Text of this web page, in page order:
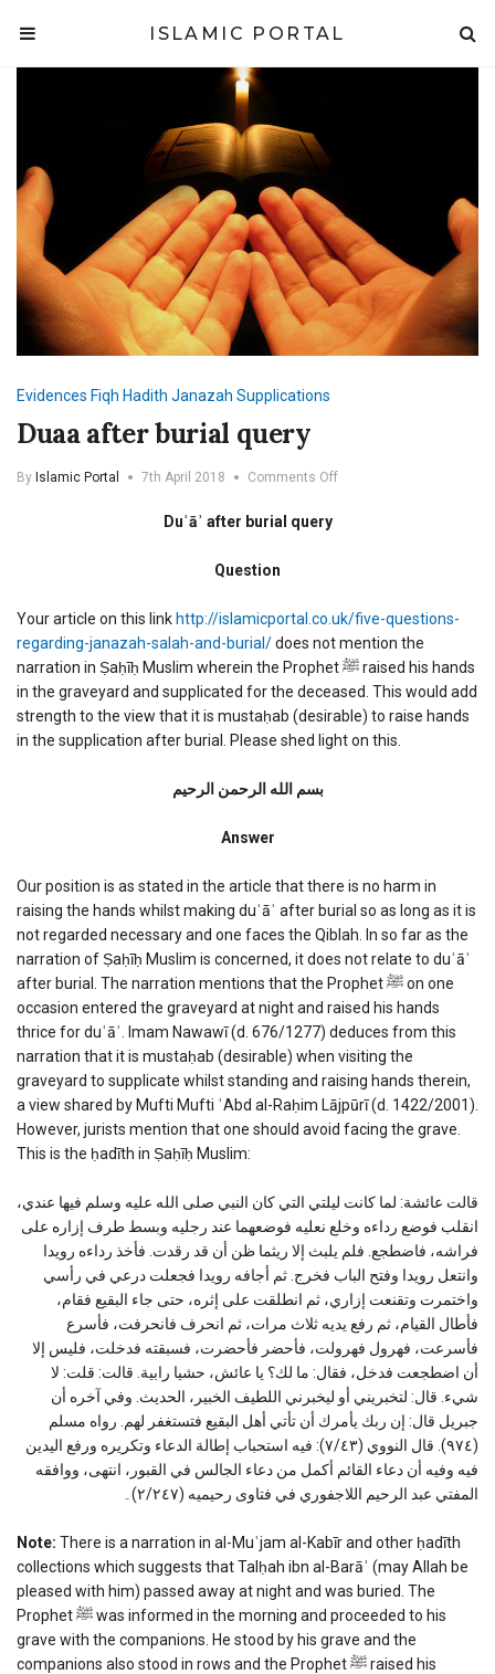
ISLAMIC PORTAL
Evidences Fiqh Hadith Janazah Supplications
Duaa after burial query
By Islamic Portal 7th April 2018 Comments Offon
Duʿāʾ after burial query
Question
Your article on this linkhttp://islamicportal.co.uk/five-questions-
regarding-janazah-salah-and-burial/does not mention the
narration in Ṣaḥīḥ Muslim wherein the Prophet ﷺ raised his hands
in the graveyard and supplicated for the deceased. This would add
strength to the view that it is mustaḥab (desirable) to raise hands
in the supplication after burial. Please shed light on this.
بسم الله الرحمن الرحیم
Answer
Our position is as stated in the article that there is no harm in
raising the hands whilst making duʿāʾ after burial so as long as it is
not regarded necessary and one faces the Qiblah. In so far as the
narration of Ṣaḥīḥ Muslim is concerned, it does not relate to duʿāʾ
after burial. The narration mentions that the Prophet ﷺ on one
occasion entered the graveyard at night and raised his hands
thrice for duʿāʾ. Imam Nawawī (d. 676/1277) deduces from this
narration that it is mustaḥab (desirable) when visiting the
graveyard to supplicate whilst standing and raising hands therein,
a view shared by Mufti Mufti ʿAbd al-Raḥim Lājpūrī (d. 1422/2001).
However, jurists mention that one should avoid facing the grave.
This is the ḥadīth in Ṣaḥīḥ Muslim:
قالت عائشة: لما كانت ليلتي التي كان النبي صلى الله عليه وسلم فيها عندي،
انقلب فوضع رداءه وخلع نعليه فوضعهما عند رجليه وبسط طرف إزاره على
فراشه، فاضطجع. فلم يلبث إلا ريثما ظن أن قد رقدت. فأخذ رداءه رويدا
وانتعل رويدا وفتح الباب فخرج. ثم أجافه رويدا فجعلت درعي في رأسي
واختمرت وتقنعت إزاري، ثم انطلقت على إثره، حتى جاء البقيع فقام،
فأطال القيام، ثم رفع يديه ثلاث مرات، ثم انحرف فانحرفت، فأسرع
فأسرعت، فهرول فهرولت، فأحضر فأحضرت، فسبقته فدخلت، فليس إلا
أن اضطجعت فدخل، فقال: ما لك؟ يا عائش، حشيا رابية. قالت: قلت: لا
شيء. قال: لتخبريني أو ليخبرني اللطيف الخبير، الحديث. وفي آخره أن
جبريل قال: إن ربك يأمرك أن تأتي أهل البقيع فتستغفر لهم. رواه مسلم
(٩٧٤). قال النووي (٧/٤٣): فيه استحباب إطالة الدعاء وتكريره ورفع اليدين
فيه وفيه أن دعاء القائم أكمل من دعاء الجالس في القبور، انتهى، ووافقه
المفتي عبد الرحيم اللاجفوري في فتاوى رحيميه (٢/٢٤٧)۔
Note: There is a narration in al-Muʿjam al-Kabīr and other ḥadīth
collections which suggests that Talḥah ibn al-Barāʾ (may Allah be
pleased with him) passed away at night and was buried. The
Prophet ﷺ was informed in the morning and proceeded to his
grave with the companions. He stood by his grave and the
companions also stood in rows and the Prophet ﷺ raised his